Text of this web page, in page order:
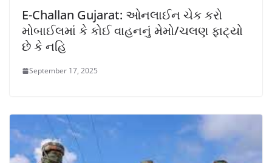
E-Challan Gujarat: ઓનલાઈન ચેક કરો
મોબાઈલમાં કે કોઈ વાહનનું મેમો/ચલણ ફાટ્યો
છે કે નહિ
September 17, 2025